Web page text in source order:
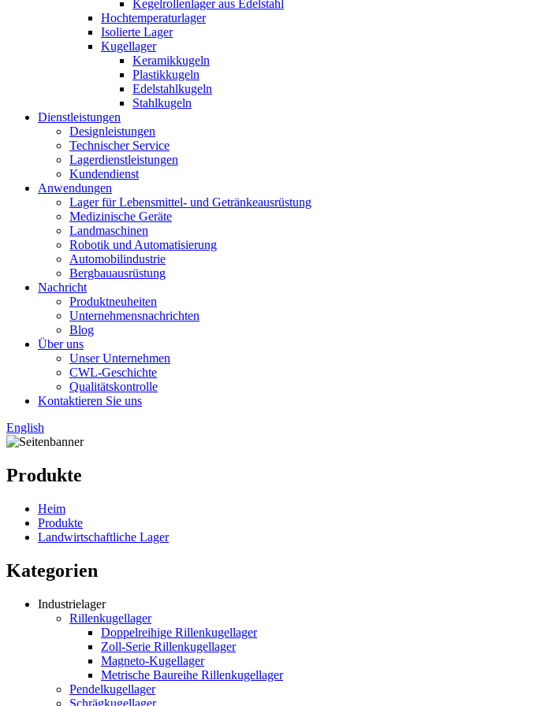
Kegelrollenlager aus Edelstahl
Hochtemperaturlager
Isolierte Lager
Kugellager
Keramikkugeln
Plastikkugeln
Edelstahlkugeln
Stahlkugeln
Dienstleistungen
Designleistungen
Technischer Service
Lagerdienstleistungen
Kundendienst
Anwendungen
Lager für Lebensmittel- und Getränkeausrüstung
Medizinische Geräte
Landmaschinen
Robotik und Automatisierung
Automobilindustrie
Bergbauausrüstung
Nachricht
Produktneuheiten
Unternehmensnachrichten
Blog
Über uns
Unser Unternehmen
CWL-Geschichte
Qualitätskontrolle
Kontaktieren Sie uns
English
Produkte
Heim
Produkte
Landwirtschaftliche Lager
Kategorien
Industrielager
Rillenkugellager
Doppelreihige Rillenkugellager
Zoll-Serie Rillenkugellager
Magneto-Kugellager
Metrische Baureihe Rillenkugellager
Pendelkugellager
Schrägkugellager